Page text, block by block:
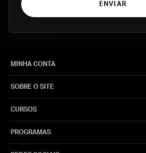
ENVIAR
MINHA CONTA
SOBRE O SITE
CURSOS
PROGRAMAS